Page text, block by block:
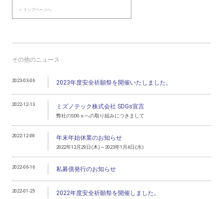
＞ トップページへ
その他のニュース
2023-03-06 2023年度安全祈願祭を開催いたしました。
2022-12-13 ミズノテック株式会社 SDGs宣言
弊社のSDGｓへの取り組みにつきまして
2022-12-08 年末年始休業のお知らせ
2022年12月29日(木)～2023年1月4日(水)
2022-06-16 私募債発行のお知らせ
2022-01-25 2022年度安全祈願祭を開催しました。